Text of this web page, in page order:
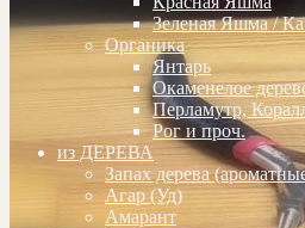
Зеленая Яшма /
Органика
Янтарь
Окаменелое
Перламутр,
Рог и проч.
из ДЕРЕВА
Запах дерева
Агар (Уд)
Амарант